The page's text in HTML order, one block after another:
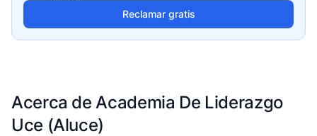
Reclamar gratis
Acerca de Academia De Liderazgo
Uce (Aluce)